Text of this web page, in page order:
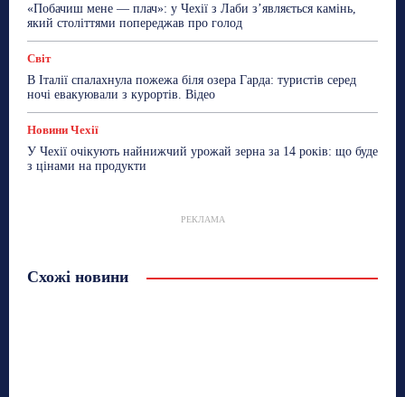
«Побачиш мене — плач»: у Чехії з Лаби з’являється камінь,
який століттями попереджав про голод
Світ
В Італії спалахнула пожежа біля озера Гарда: туристів серед
ночі евакуювали з курортів. Відео
Новини Чехії
У Чехії очікують найнижчий урожай зерна за 14 років: що буде
з цінами на продукти
РЕКЛАМА
Схожі новини